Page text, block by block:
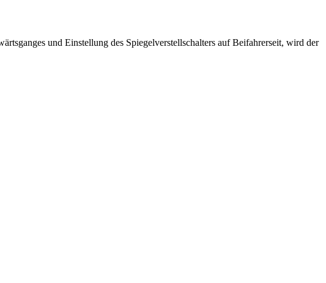
und Einstellung des Spiegelverstellschalters auf Beifahrerseit, wird der